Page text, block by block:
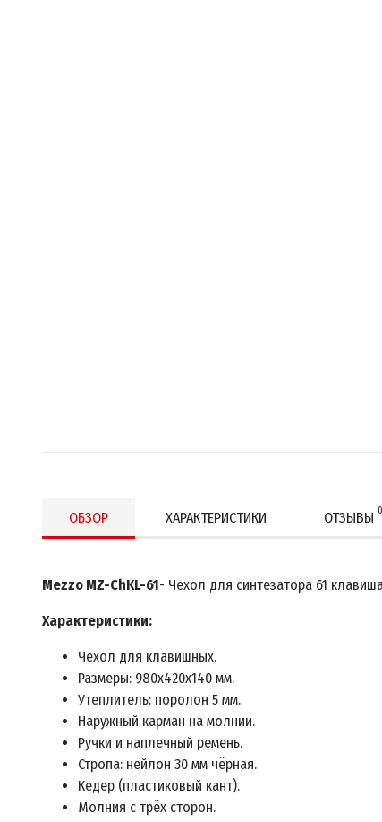
ОБЗОР ХАРАКТЕРИСТИКИ ОТЗЫВЫ 0
Mezzo MZ-ChKL-61- Чехол для синтезатора 61
Характеристики:
Чехол для клавишных.
Размеры: 980х420х140 мм.
Утеплитель: поролон 5 мм.
Наружный карман на молнии.
Ручки и наплечный ремень.
Стропа: нейлон 30 мм чёрная.
Кедер (пластиковый кант).
Молния с трёх сторон.